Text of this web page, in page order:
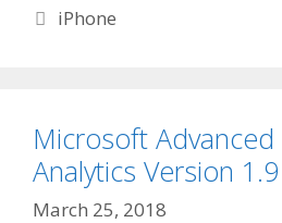
Categories
iPhone
Microsoft
Analytics Version 1.9
March 25, 2018